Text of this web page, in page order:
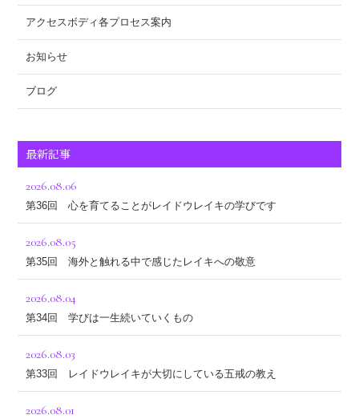
アクセスボディ各プロセス案内
お知らせ
ブログ
最新記事
2026.08.06
第36回 心を育てることがレイドウレイキの学びです
2026.08.05
第35回 海外と触れる中で感じたレイキへの敬意
2026.08.04
第34回 学びは一生続いていくもの
2026.08.03
第33回 レイドウレイキが大切にしている五戒の教え
2026.08.01